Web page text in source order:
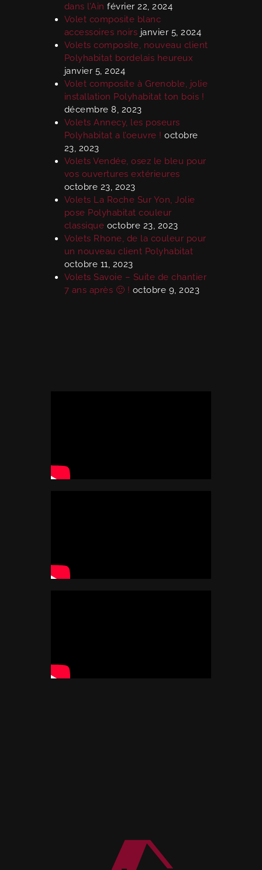
dans l’Ain février 22, 2024
Volet composite blanc
accessoires noirs janvier 5, 2024
Volets composite, nouveau client
Polyhabitat bordelais heureux
janvier 5, 2024
Volet composite à Grenoble, jolie
installation Polyhabitat ton bois !
décembre 8, 2023
Volets Annecy, les poseurs
Polyhabitat a l’oeuvre ! octobre
23, 2023
Volets Vendée, osez le bleu pour
vos ouvertures extérieures
octobre 23, 2023
Volets La Roche Sur Yon, Jolie
pose Polyhabitat couleur
classique octobre 23, 2023
Volets Rhone, de la couleur pour
un nouveau client Polyhabitat
octobre 11, 2023
Volets Savoie – Suite de chantier
7 ans après 🙂 ! octobre 9, 2023